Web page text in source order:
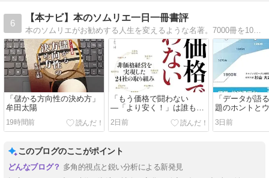
6
【本ナビ】本のソムリエ一日一冊書評
本のソムリエがお勧めする人生を変えるような名著。7000冊を100点満点で評価。どんな本を読むか迷っている方、ぜひご訪問ください。
「儲かる方向性の決め方」
牟田太陽
19時間前
「もう価格で闘わない
―「より安く！」は誰も幸
せにしない」 坂本光司
2日前
「データが語
題のホントと
3日前
このブログのここがポイント
多角的視点と鋭い分析による新発見